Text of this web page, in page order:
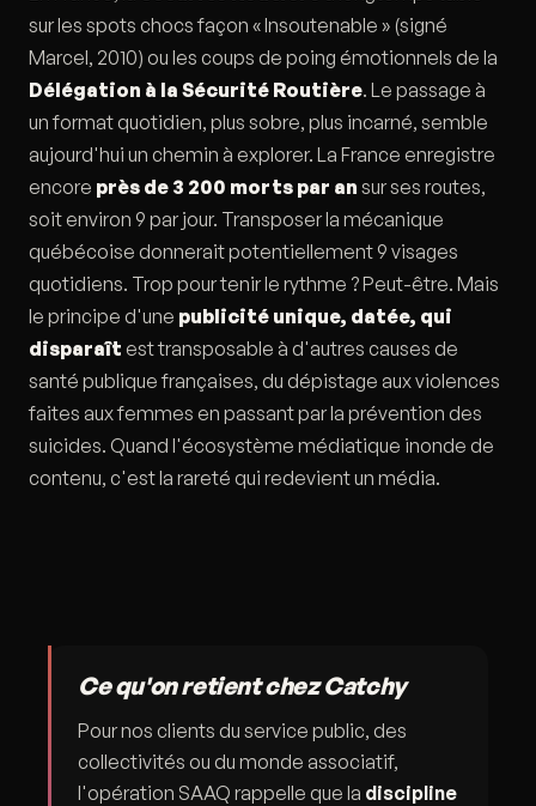
sur les spots chocs façon « Insoutenable » (signé
Marcel, 2010) ou les coups de poing émotionnels de la
Délégation à la Sécurité Routière. Le passage à
un format quotidien, plus sobre, plus incarné, semble
aujourd'hui un chemin à explorer. La France enregistre
encore près de 3 200 morts par an sur ses routes,
soit environ 9 par jour. Transposer la mécanique
québécoise donnerait potentiellement 9 visages
quotidiens. Trop pour tenir le rythme ? Peut-être. Mais
le principe d'une publicité unique, datée, qui
disparaît est transposable à d'autres causes de
santé publique françaises, du dépistage aux violences
faites aux femmes en passant par la prévention des
suicides. Quand l'écosystème médiatique inonde de
contenu, c'est la rareté qui redevient un média.
Ce qu'on retient chez Catchy
Pour nos clients du service public, des
collectivités ou du monde associatif,
l'opération SAAQ rappelle que la discipline